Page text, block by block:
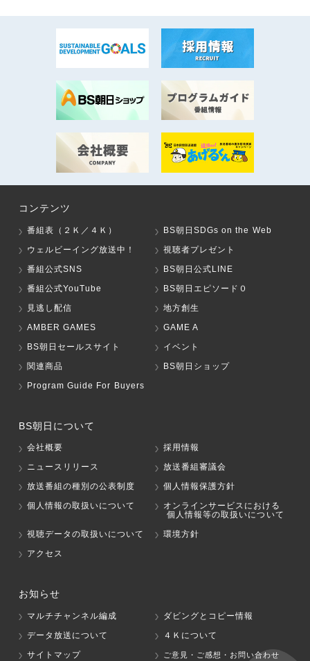
コンテンツ
番組表（２Ｋ／４Ｋ）
BS朝日SDGs on the Web
ウェルビーイング放送中！
視聴者プレゼント
番組公式SNS
BS朝日公式LINE
番組公式YouTube
BS朝日エピソード０
見逃し配信
地方創生
AMBER GAMES
GAME A
BS朝日セールスサイト
イベント
関連商品
BS朝日ショップ
Program Guide For Buyers
BS朝日について
会社概要
採用情報
ニュースリリース
放送番組審議会
放送番組の種別の公表制度
個人情報保護方針
個人情報の取扱いについて
オンラインサービスにおける
個人情報等の取扱いについて
視聴データの取扱いについて
環境方針
アクセス
お知らせ
マルチチャンネル編成
ダビングとコピー情報
データ放送について
４Ｋについて
サイトマップ
ご意見・ご感想・お問い合わせ